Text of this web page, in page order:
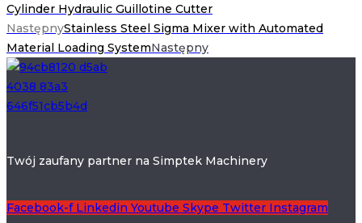
Cylinder Hydraulic Guillotine Cutter
NastępnyStainless Steel Sigma Mixer with Automated
Material Loading SystemNastępny
Twój zaufany partner na Simptek Machinery
Facebook-f Linkedin Youtube Skype Twitter Instagram